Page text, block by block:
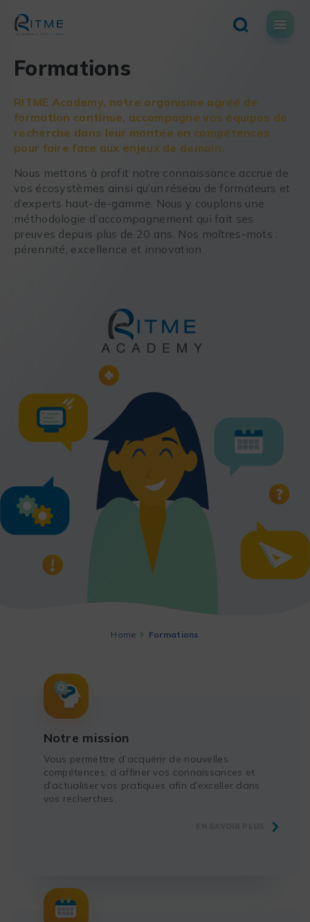
content
Formations
RITME Academy, notre organisme agréé de
formation continue, accompagne vos équipes de
recherche dans leur montée en compétences
pour faire face aux enjeux de demain.
Nous mettons à profit notre connaissance accrue de
vos écosystèmes ainsi qu’un réseau de formateurs et
d’experts haut-de-gamme. Nous y couplons une
méthodologie d’accompagnement qui fait ses
preuves depuis plus de 20 ans. Nos maîtres-mots :
pérennité, excellence et innovation.
Home Formations
Notre mission
Vous permettre d’acquérir de nouvelles
compétences, d’affiner vos connaissances et
d’actualiser vos pratiques afin d’exceller dans
vos recherches.